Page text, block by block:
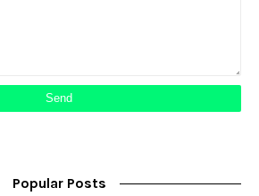
Popular Posts